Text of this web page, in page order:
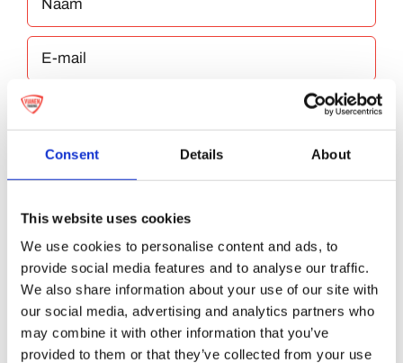
Consent Details About
This website uses cookies
We use cookies to personalise content and ads, to
provide social media features and to analyse our traffic.
We also share information about your use of our site with
our social media, advertising and analytics partners who
may combine it with other information that you’ve
provided to them or that they’ve collected from your use
Bewaar mijn naam, e-mailadres en website
reageer.